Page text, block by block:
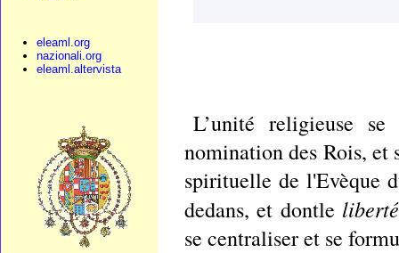
eleaml.org
nazionali.org
eleaml.altervista
L’unité religieuse
nomination des Rois, et
spirituelle de l'Evèque
dedans, et dontle
se centraliser et se